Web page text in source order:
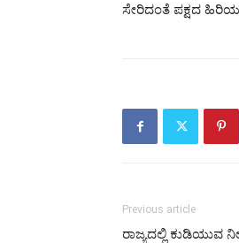
ಸೇರಿದಂತೆ ಪಕ್ಷದ
Previous article
ರಾಜ್ಯದಲ್ಲಿ ಕುಡಿಯುವ